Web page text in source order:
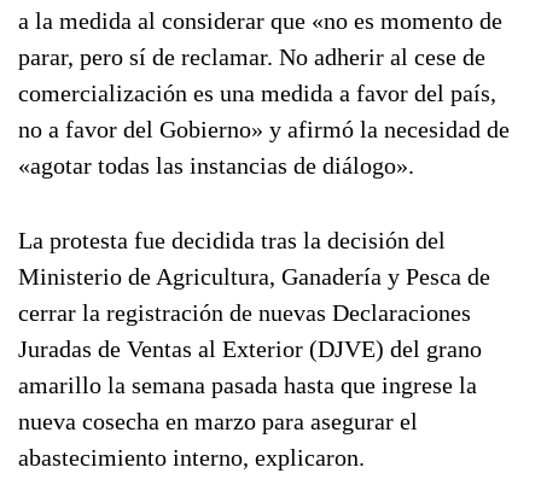
a la medida al considerar que «no es momento de
parar, pero sí de reclamar. No adherir al cese de
comercialización es una medida a favor del país,
no a favor del Gobierno» y afirmó la necesidad de
«agotar todas las instancias de diálogo».
La protesta fue decidida tras la decisión del
Ministerio de Agricultura, Ganadería y Pesca de
cerrar la registración de nuevas Declaraciones
Juradas de Ventas al Exterior (DJVE) del grano
amarillo la semana pasada hasta que ingrese la
nueva cosecha en marzo para asegurar el
abastecimiento interno, explicaron.